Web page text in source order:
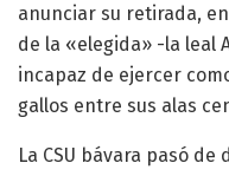
anunciar su retirada,
de la «elegida» -la leal
incapaz de ejercer
gallos entre sus alas
La CSU bávara pasó